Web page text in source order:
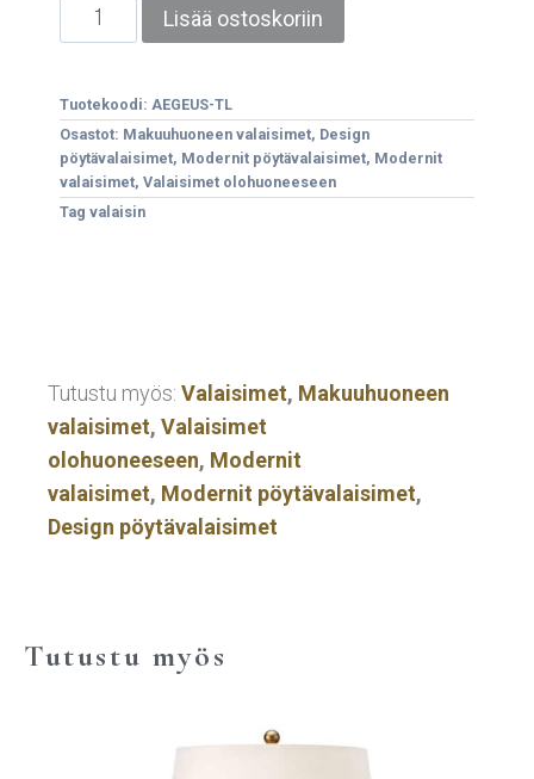
Lisää ostoskoriin
Tuotekoodi: AEGEUS-TL
Osastot: Makuuhuoneen valaisimet, Design
pöytävalaisimet, Modernit pöytävalaisimet, Modernit
valaisimet, Valaisimet olohuoneeseen
Tag valaisin
Tutustu myös: Valaisimet, Makuuhuoneen
valaisimet, Valaisimet
olohuoneeseen, Modernit
valaisimet, Modernit pöytävalaisimet,
Design pöytävalaisimet
Tutustu myös